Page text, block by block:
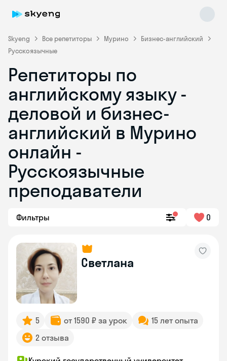
Skyeng Все репетиторы Мурино
Бизнес-английский
Русскоязычные
Репетиторы по
английскому языку -
деловой и бизнес-
английский в Мурино
онлайн -
Русскоязычные
преподаватели
Фильтры 0
Светлана
5 от 1590 ₽ за урок
15 лет опыта
2 отзыва
Skyeng Chat